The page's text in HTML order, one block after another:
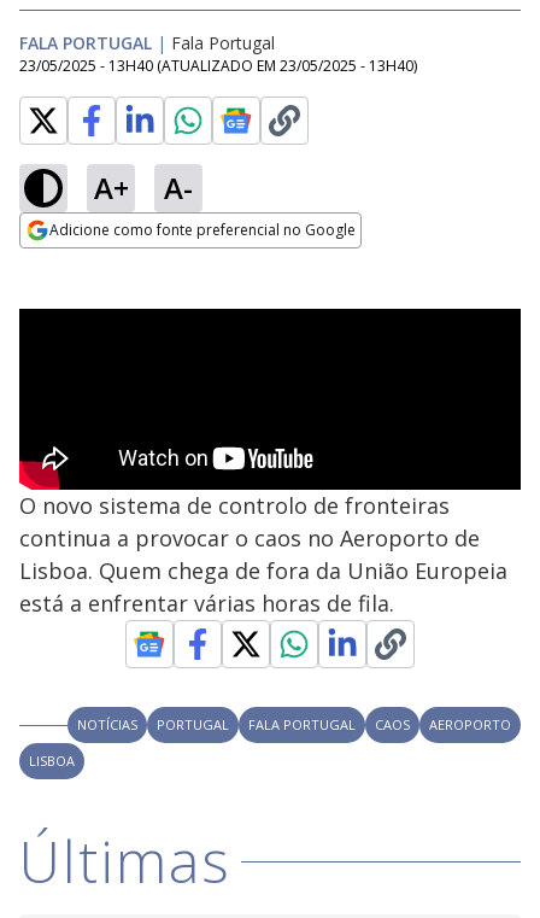
FALA PORTUGAL | Fala Portugal
23/05/2025 - 13H40 (ATUALIZADO EM 23/05/2025 - 13H40)
A+ A-
Adicione como fonte preferencial no Google
O novo sistema de controlo de fronteiras
continua a provocar o caos no Aeroporto de
Lisboa. Quem chega de fora da União Europeia
está a enfrentar várias horas de fila.
NOTÍCIAS PORTUGAL FALA PORTUGAL CAOS
AEROPORTO
LISBOA
Últimas